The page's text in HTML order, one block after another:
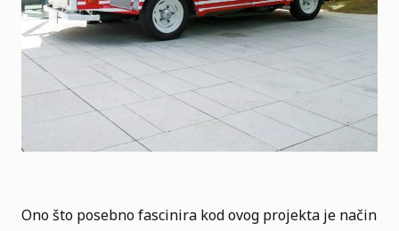
Ono što posebno fascinira kod ovog projekta je način